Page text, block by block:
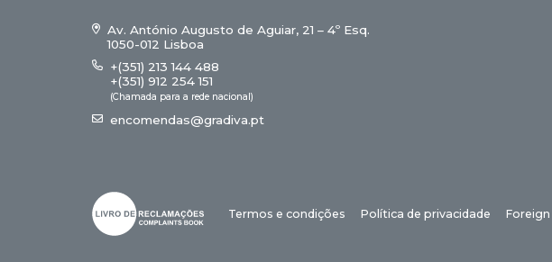
Av. António Augusto de Aguiar, 21 – 4º Esq.
1050-012 Lisboa
+(351) 213 144 488
+(351) 912 254 151
(Chamada para a rede nacional)
encomendas@gradiva.pt
Termos e condições Política de privacidade